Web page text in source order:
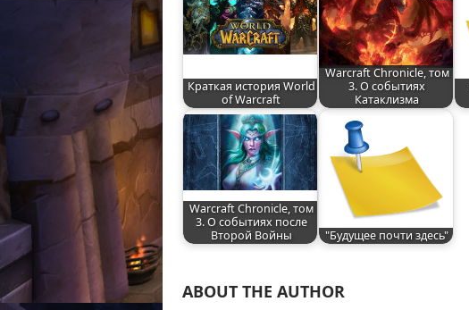
Краткая история World
of Warcraft
Warcraft Chronicle, том
3. О событиях
Катаклизма
Warcraft Chronicle, том
3. О событиях после
Второй Войны
"Будущее почти здесь"
ABOUT THE AUTHOR